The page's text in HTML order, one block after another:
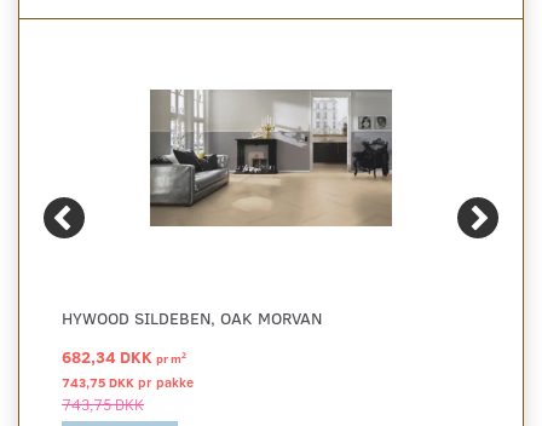
HYWOOD SILDEBEN, OAK MORVAN
682,34 DKK prm2
743,75 DKK pr pakke
743,75 DKK